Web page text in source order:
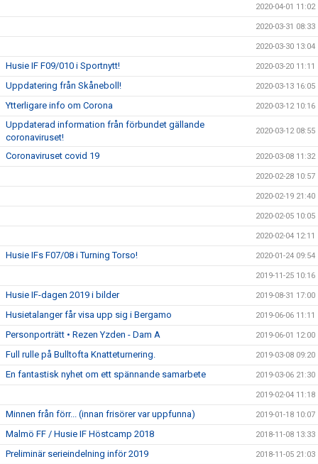
2020-04-01 11:02
2020-03-31 08:33
2020-03-30 13:04
Husie IF F09/010 i Sportnytt! 2020-03-20 11:11
Uppdatering från Skåneboll! 2020-03-13 16:05
Ytterligare info om Corona 2020-03-12 10:16
Uppdaterad information från förbundet gällande
coronaviruset!
2020-03-12 08:55
Coronaviruset covid 19 2020-03-08 11:32
2020-02-28 10:57
2020-02-19 21:40
2020-02-05 10:05
2020-02-04 12:11
Husie IFs F07/08 i Turning Torso! 2020-01-24 09:54
2019-11-25 10:16
Husie IF-dagen 2019 i bilder 2019-08-31 17:00
Husietalanger får visa upp sig i Bergamo 2019-06-06 11:11
Personporträtt • Rezen Yzden - Dam A 2019-06-01 12:00
Full rulle på Bulltofta Knatteturnering. 2019-03-08 09:20
En fantastisk nyhet om ett spännande samarbete 2019-03-06 21:30
2019-02-04 11:18
Minnen från förr... (innan frisörer var uppfunna) 2019-01-18 10:07
Malmö FF / Husie IF Höstcamp 2018 2018-11-08 13:33
Preliminär serieindelning inför 2019 2018-11-05 21:03